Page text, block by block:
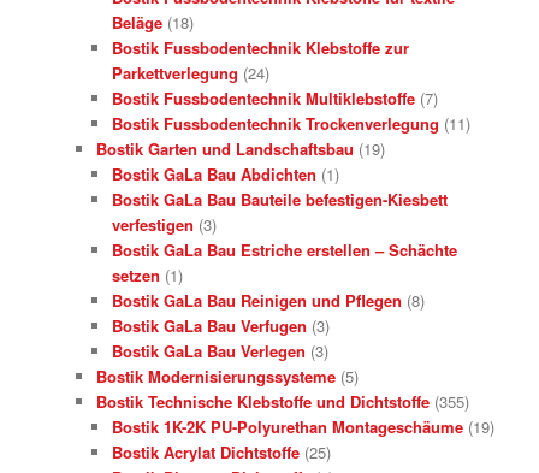
Beläge (18)
Bostik Fussbodentechnik Klebstoffe zur
Parkettverlegung (24)
Bostik Fussbodentechnik Multiklebstoffe (7)
Bostik Fussbodentechnik Trockenverlegung (11)
Bostik Garten und Landschaftsbau (19)
Bostik GaLa Bau Abdichten (1)
Bostik GaLa Bau Bauteile befestigen-Kiesbett
verfestigen (3)
Bostik GaLa Bau Estriche erstellen – Schächte
setzen (1)
Bostik GaLa Bau Reinigen und Pflegen (8)
Bostik GaLa Bau Verfugen (3)
Bostik GaLa Bau Verlegen (3)
Bostik Modernisierungssysteme (5)
Bostik Technische Klebstoffe und Dichtstoffe (355)
Bostik 1K-2K PU-Polyurethan Montageschäume (19)
Bostik Acrylat Dichtstoffe (25)